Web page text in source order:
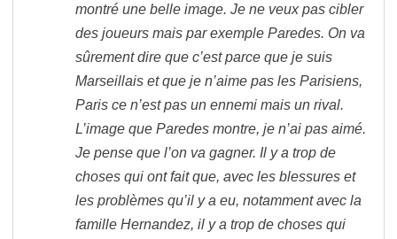
montré une belle image. Je ne veux pas cibler
des joueurs mais par exemple Paredes. On va
sûrement dire que c’est parce que je suis
Marseillais et que je n’aime pas les Parisiens,
Paris ce n’est pas un ennemi mais un rival.
L’image que Paredes montre, je n’ai pas aimé.
Je pense que l’on va gagner. Il y a trop de
choses qui ont fait que, avec les blessures et
les problèmes qu’il y a eu, notamment avec la
famille Hernandez, il y a trop de choses qui